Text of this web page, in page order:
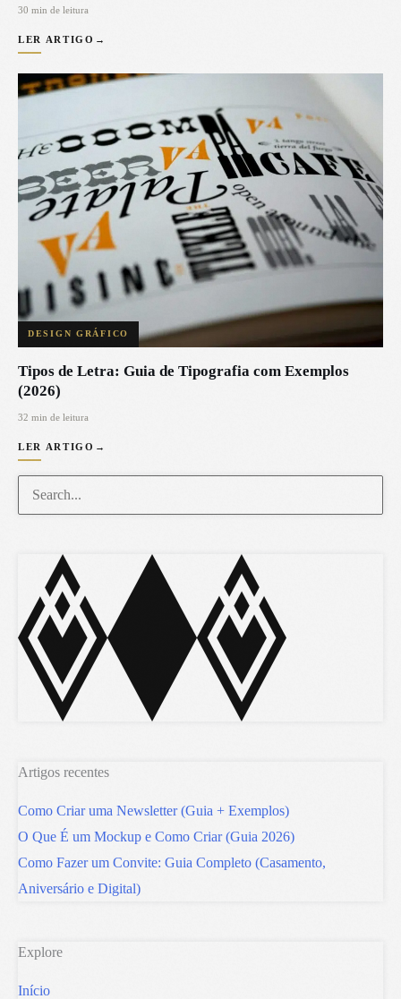
30 min de leitura
LER ARTIGO →
DESIGN GRÁFICO
Tipos de Letra: Guia de Tipografia com Exemplos
(2026)
32 min de leitura
LER ARTIGO →
Artigos recentes
Como Criar uma Newsletter (Guia + Exemplos)
O Que É um Mockup e Como Criar (Guia 2026)
Como Fazer um Convite: Guia Completo (Casamento,
Aniversário e Digital)
Explore
Início